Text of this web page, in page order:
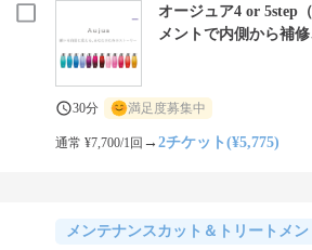
オージュア4 or 5step
メントで内側から補
30分 満足度募集中
通常 ¥7,700/1回 →2チケット(¥5,775)
メンテナンスカット＆トリートメン